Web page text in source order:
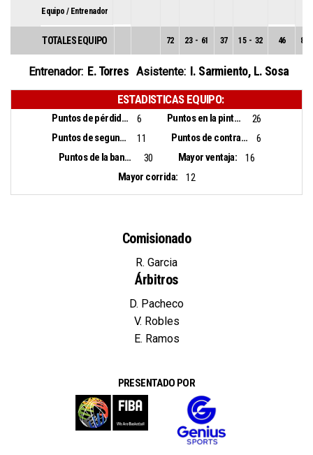
Equipo / Entrenador
TOTALES EQUIPO 72 23 - 61 37 15 - 32 46 8
Entrenador: E. Torres Asistente: I. Sarmiento, L. Sosa
ESTADISTICAS EQUIPO:
Puntos de pérdidas: 6 Puntos en la pintura:
26
Puntos de segunda oportunidad:
11 Puntos de contra ataque:
6
Puntos de la banca:
30 Mayor ventaja:
16
Mayor corrida:
12
Comisionado
R. Garcia
Árbitros
D. Pacheco
V. Robles
E. Ramos
PRESENTADO POR